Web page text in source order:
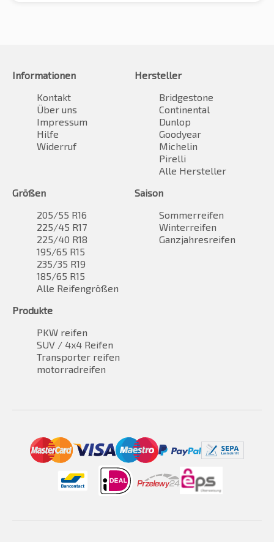
Informationen
Kontakt
Über uns
Impressum
Hilfe
Widerruf
Hersteller
Bridgestone
Continental
Dunlop
Goodyear
Michelin
Pirelli
Alle Hersteller
Größen
205/55 R16
225/45 R17
225/40 R18
195/65 R15
235/35 R19
185/65 R15
Alle Reifengrößen
Saison
Sommerreifen
Winterreifen
Ganzjahresreifen
Produkte
PKW reifen
SUV / 4x4 Reifen
Transporter reifen
motorradreifen